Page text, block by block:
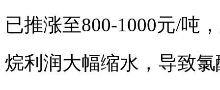
已推涨至800-1000元/吨
烷利润大幅缩水，导致